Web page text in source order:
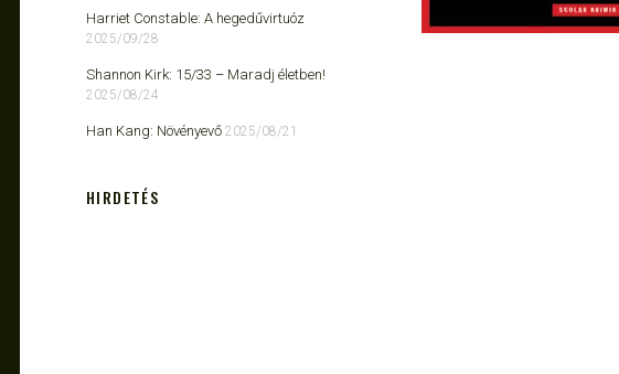
Harriet Constable: A hegedűvirtuóz
2025/09/28
Shannon Kirk: 15/33 ​– Maradj életben!
2025/08/24
Han Kang: Növényevő 2025/08/21
HIRDETÉS